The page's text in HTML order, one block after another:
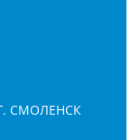
СМОЛЕНСК